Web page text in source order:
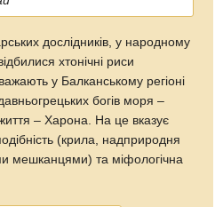
дослідників, у народному
хтонічні риси
у Балканському регіоні
богів моря –
– Харона. На це вказує
(крила, надприродня
мешканцями) та міфологічна